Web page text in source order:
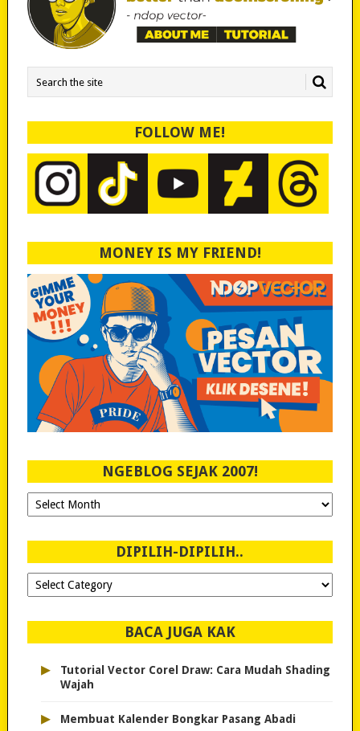
FOLLOW ME!
MONEY IS MY FRIEND!
NGEBLOG SEJAK 2007!
Ngeblog
Sejak
DIPILIH-DIPILIH..
Dipilih-
dipilih..
BACA JUGA KAK
▸
Tutorial Vector Corel Draw: Cara Mudah Shading
Wajah
▸ Membuat Kalender Bongkar Pasang Abadi